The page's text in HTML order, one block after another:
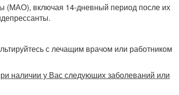
(МАО), включая 14-дневный период после их
с лечащим врачом или работником
наличии у Вас следующих заболеваний или